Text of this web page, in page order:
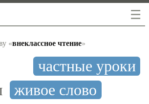
☰
«внеклассное чтение»
частные уроки
живое слово